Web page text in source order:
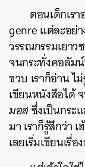
ตอนเด็กเร
genre แต่ละอย่
วรรณกรรมเยา
จนกระทั่งคอลัม
ขวบ เราก็อ่าน ไ
เขียนหนังสือได้
มอสซึ่งเป็นกร
มา เราก็รู้สึกว่า
เลยเริ่มเขียนเรื่